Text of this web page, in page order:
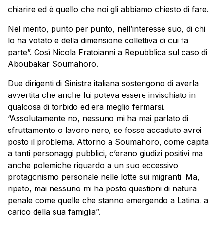
chiarire ed è quello che noi gli abbiamo chiesto di fare.
Nel merito, punto per punto, nell’interesse suo, di chi
lo ha votato e della dimensione collettiva di cui fa
parte”. Così Nicola Fratoianni a Repubblica sul caso di
Aboubakar Soumahoro.
Due dirigenti di Sinistra italiana sostengono di averla
avvertita che anche lui poteva essere invischiato in
qualcosa di torbido ed era meglio fermarsi.
“Assolutamente no, nessuno mi ha mai parlato di
sfruttamento o lavoro nero, se fosse accaduto avrei
posto il problema. Attorno a Soumahoro, come capita
a tanti personaggi pubblici, c’erano giudizi positivi ma
anche polemiche riguardo a un suo eccessivo
protagonismo personale nelle lotte sui migranti. Ma,
ripeto, mai nessuno mi ha posto questioni di natura
penale come quelle che stanno emergendo a Latina, a
carico della sua famiglia”.